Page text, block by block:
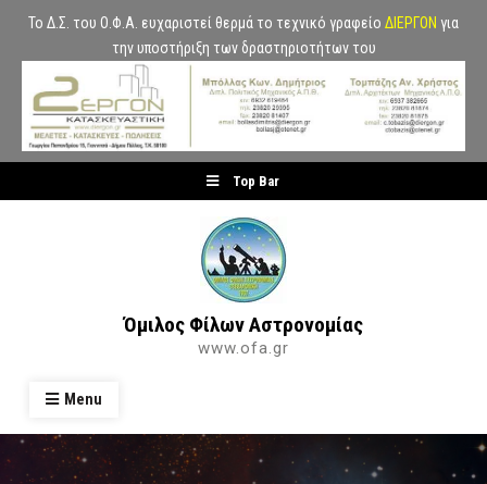
Το Δ.Σ. του Ο.Φ.Α. ευχαριστεί θερμά το τεχνικό γραφείο ΔΙΕΡΓΟΝ για
την υποστήριξη των δραστηριοτήτων του
to
Top Bar
Όμιλος Φίλων Αστρονομίας
www.ofa.gr
Menu